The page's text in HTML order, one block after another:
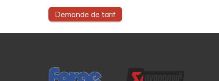
Demande de tarif